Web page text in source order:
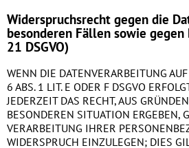
Widerspruchsrecht gegen die
besonderen Fällen sowie
21 DSGVO)
WENN DIE DATENVERARBEITUNG
6 ABS. 1 LIT. E ODER F DSGVO
JEDERZEIT DAS RECHT, AUS
BESONDEREN SITUATION ERGEBEN,
VERARBEITUNG IHRER
WIDERSPRUCH EINZULEGEN; DIES